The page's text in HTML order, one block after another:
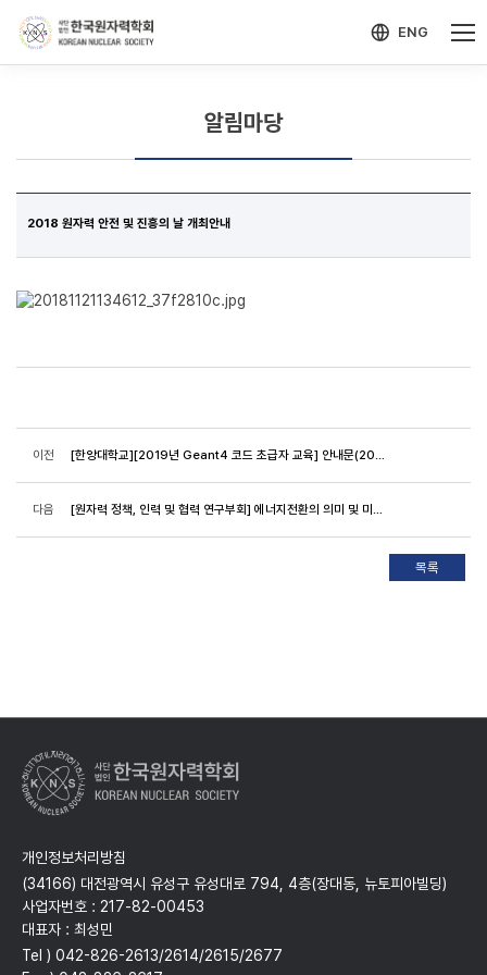
ENG
알림마당
2018 원자력 안전 및 진흥의 날 개최안내
이전 [한양대학교][2019년 Geant4 코드 초급자 교육] 안내문(2019.01.28-02.01)
다음 [원자력 정책, 인력 및 협력 연구부회] 에너지전환의 의미 및 미래에너지 세미나 개최 안내
개인정보처리방침
(34166) 대전광역시 유성구 유성대로 794, 4층(장대동, 뉴토피아빌딩)
사업자번호 : 217-82-00453
대표자 : 최성민
Tel ) 042-826-2613/2614/2615/2677